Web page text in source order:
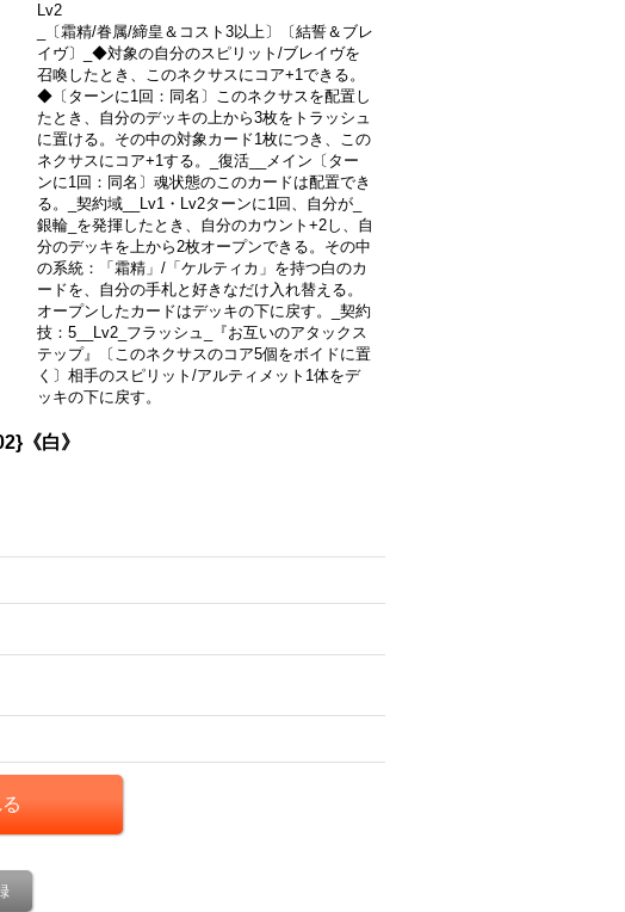
Lv2
_〔霜精/眷属/締皇＆コスト3以上〕〔結誓＆ブレ
イヴ〕_◆対象の自分のスピリット/ブレイヴを
召喚したとき、このネクサスにコア+1できる。
◆〔ターンに1回：同名〕このネクサスを配置し
たとき、自分のデッキの上から3枚をトラッシュ
に置ける。その中の対象カード1枚につき、この
ネクサスにコア+1する。_復活__メイン〔ター
ンに1回：同名〕魂状態のこのカードは配置でき
る。_契約域__Lv1・Lv2ターンに1回、自分が_
銀輪_を発揮したとき、自分のカウント+2し、自
分のデッキを上から2枚オープンできる。その中
の系統：「霜精」/「ケルティカ」を持つ白のカ
ードを、自分の手札と好きなだけ入れ替える。
オープンしたカードはデッキの下に戻す。_契約
技：5__Lv2_フラッシュ_『お互いのアタックス
テップ』〔このネクサスのコア5個をボイドに置
く〕相手のスピリット/アルティメット1体をデ
ッキの下に戻す。
《白》